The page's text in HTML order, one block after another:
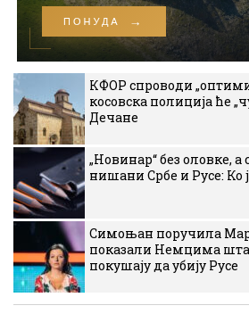
КФОР спроводи
косовска полиција ће
Дечане
„Новинар“ без оловке, а
нишани Србе и Русе: Ко
Симоњан поручила
показали Немцима
покушају да убију Русе